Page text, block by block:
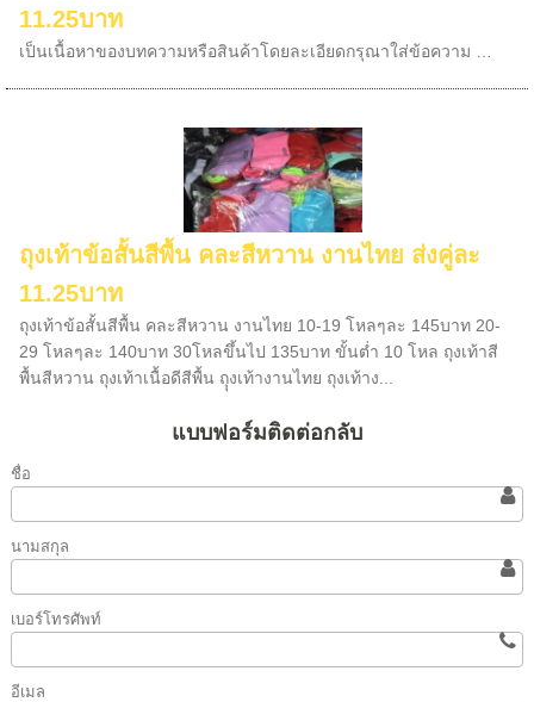
11.25บาท
เป็นเนื้อหาของบทความหรือสินค้าโดยละเอียดกรุณาใส่ข้อความ …
ถุงเท้าข้อสั้นสีพื้น คละสีหวาน งานไทย ส่งคู่ละ
11.25บาท
ถุงเท้าข้อสั้นสีพื้น คละสีหวาน งานไทย 10-19 โหลๆละ 145บาท 20-
29 โหลๆละ 140บาท 30โหลขึ้นไป 135บาท ขั้นต่ำ 10 โหล ถุงเท้าสี
พื้นสีหวาน ถุงเท้าเนื้อดีสีพื้น ถุุงเท้างานไทย ถุงเท้าง...
แบบฟอร์มติดต่อกลับ
ชื่อ
นามสกุล
เบอร์โทรศัพท์
อีเมล